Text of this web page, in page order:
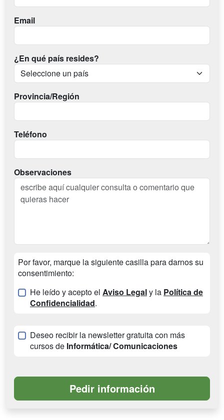
Email
¿En qué país resides?
Provincia/Región
Teléfono
Observaciones
Por favor, marque la siguiente casilla para darnos su
consentimiento:
He leído y acepto el Aviso Legaly la Política de
Confidencialidad.
Deseo recibir la newsletter gratuita con más
cursos de Informática/ Comunicaciones